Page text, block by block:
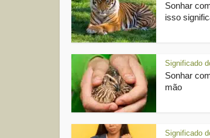
Sonhar
isso
Significado
Sonhar
mão
Significado